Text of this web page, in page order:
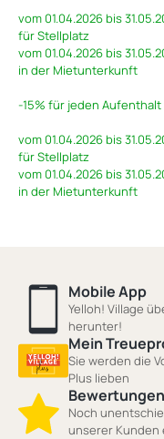
vom 01.04.2026 bis
für Stellplatz
vom 01.04.2026 bis
in der Mietunterkunft
-15% für jeden Aufenthalt
vom 01.04.2026 bis
für Stellplatz
vom 01.04.2026 bis
in der Mietunterkunft
Mobile App
Yelloh! Village
herunter!
Mein
Sie werden die
Plus lieben
Bewertungen
Noch
unserer Kunden